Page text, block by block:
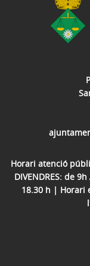
Horari atenció
DIVENDRES: de
18.30 h | Horari